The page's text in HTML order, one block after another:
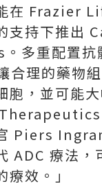
在 Frazier
支持下推出
多重配置抗
合理的藥物
胞，並可能
Piers
ADC 療法，
效。」